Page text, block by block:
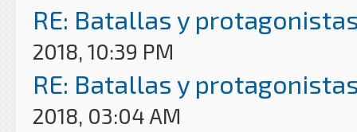
RE: Batallas y
2018, 10:39 PM
RE: Batallas y
2018, 03:04 AM